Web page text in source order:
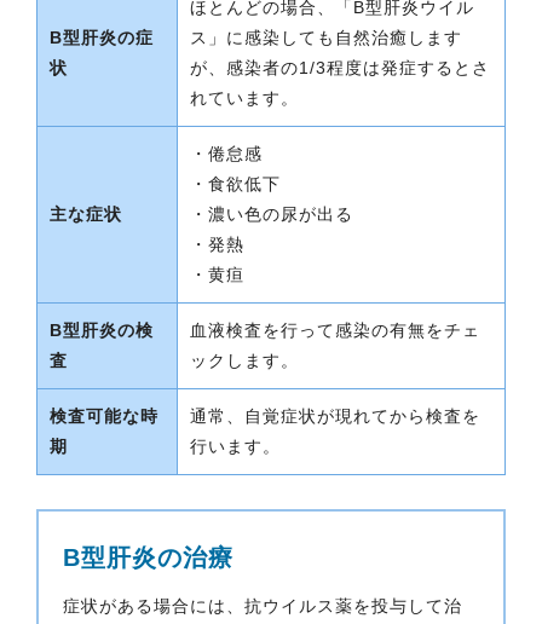
B型肝炎の症
状
ほとんどの場合、「B型肝炎ウイル
ス」に感染しても自然治癒します
が、感染者の1/3程度は発症するとさ
れています。
主な症状
・倦怠感
・食欲低下
・濃い色の尿が出る
・発熱
・黄疸
B型肝炎の検
査
血液検査を行って感染の有無をチェ
ックします。
検査可能な時
期
通常、自覚症状が現れてから検査を
行います。
B型肝炎の治療
症状がある場合には、抗ウイルス薬を投与して治